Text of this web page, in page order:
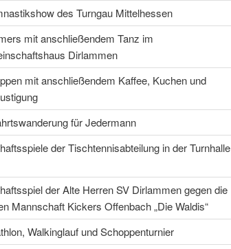
des Turngau Mittelhessen
mit anschließendem Tanz im
Dirlammen
mit anschließendem Kaffee, Kuchen und
für Jedermann
der Tischtennisabteilung in der Turnhalle
der Alte Herren SV Dirlammen gegen die
Mannschaft Kickers Offenbach „Die Waldis“
Walkinglauf und Schoppenturnier